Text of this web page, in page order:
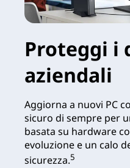
Proteggi i
aziendali
Aggiorna a nuovi PC
sicuro di sempre per
basata su hardware
evoluzione e un calo
sicurezza.5